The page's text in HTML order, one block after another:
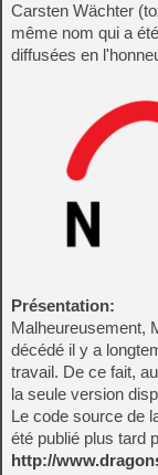
Carsten Wächter
même nom qui a
diffusées en
Présentation:
Malheureusement,
décédé il y a
travail. De ce fait,
la seule version
Le code source de
été publié plus tard
http://